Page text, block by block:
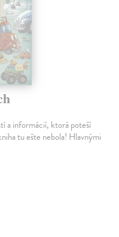
a informácií, ktorá poteší
tu ešte nebola! Hlavnými